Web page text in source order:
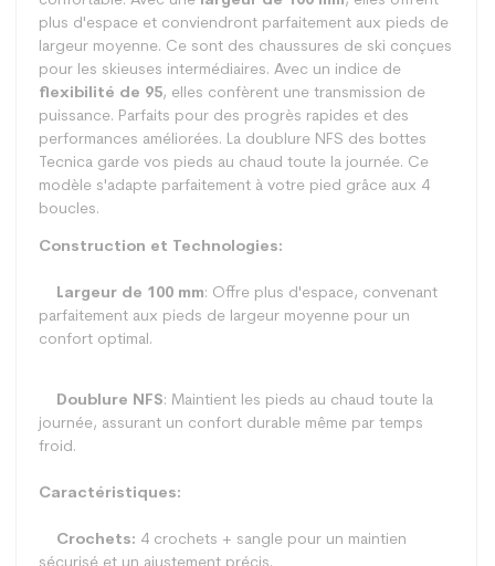
plus d'espace et conviendront parfaitement aux pieds de
largeur moyenne. Ce sont des chaussures de ski conçues
pour les skieuses intermédiaires. Avec un indice de
flexibilité de 95, elles confèrent une transmission de
puissance. Parfaits pour des progrès rapides et des
performances améliorées. La doublure NFS des bottes
Tecnica garde vos pieds au chaud toute la journée. Ce
modèle s'adapte parfaitement à votre pied grâce aux 4
boucles.
Construction et Technologies:
Largeur de 100 mm: Offre plus d'espace, convenant
parfaitement aux pieds de largeur moyenne pour un
confort optimal.
Doublure NFS: Maintient les pieds au chaud toute la
journée, assurant un confort durable même par temps
froid.
Caractéristiques:
Crochets: 4 crochets + sangle pour un maintien